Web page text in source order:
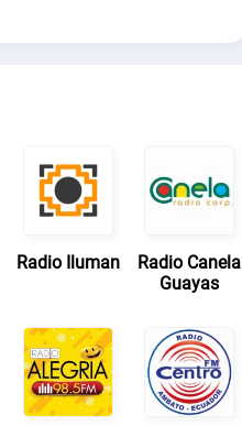
Radio Iluman
Radio Canela
Guayas